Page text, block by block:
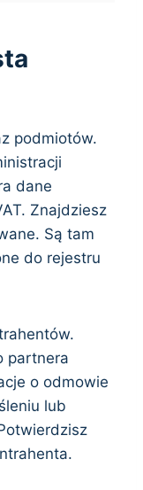
podmiotów.
dane
Znajdziesz
Są tam
do rejestru
partnera
o odmowie
lub